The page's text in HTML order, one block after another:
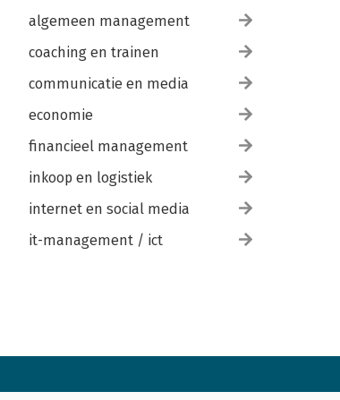
algemeen management
coaching en trainen
communicatie en media
economie
financieel management
inkoop en logistiek
internet en social media
it-management / ict